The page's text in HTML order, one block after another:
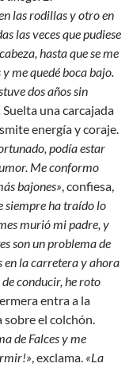
las rodillas y otro en
las veces que pudiese
hasta que se me
me quedé boca bajo.
dos años sin
Suelta una carcajada
energía y coraje.
podía estar
Me conformo
bajones», confiesa,
siempre ha traído lo
murió mi padre, y
son un problema de
en la carretera y ahora
conducir, he roto
entra a la
el colchón.
de Falces y me
, exclama. «La